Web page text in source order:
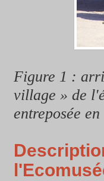
Figure 1 :
village » de
entreposée